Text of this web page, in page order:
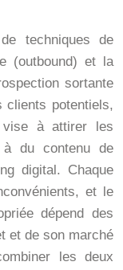
techniques de
(outbound) et la
sortante
potentiels,
vise à attirer les
du contenu de
digital. Chaque
et le
dépend des
et de son marché
les deux